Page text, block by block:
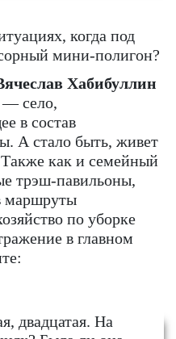
когда под
мини-полигон?
Хабибуллин
— село,
в состав
А стало быть, живет
Также как и семейный
трэш-павильоны,
маршруты
по уборке
в главном
двадцатая. На